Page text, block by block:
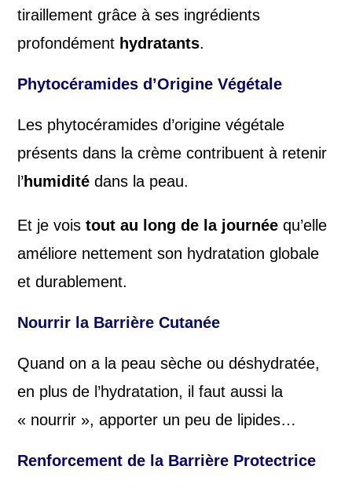
tiraillement grâce à ses ingrédients
profondément hydratants.
Phytocéramides d’Origine Végétale
Les phytocéramides d’origine végétale
présents dans la crème contribuent à retenir
l’humidité dans la peau.
Et je voistout au long de la journée qu’elle
améliore nettement son hydratation globale
et durablement.
Nourrir la Barrière Cutanée
Quand on a la peau sèche ou déshydratée,
en plus de l’hydratation, il faut aussi la
« nourrir », apporter un peu de lipides…
Renforcement de la Barrière Protectrice